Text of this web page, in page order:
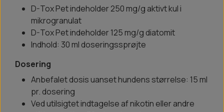
D-Tox Pet indeholder 250 mg/g aktivt kul i
mikrogranulat
D-Tox Pet indeholder 125 mg/g diatomit
Indhold: 30 ml doseringssprøjte
Dosering
Anbefalet dosis uanset hundens størrelse: 15 ml
pr. dosering
Ved utilsigtet indtagelse af nikotin eller andre